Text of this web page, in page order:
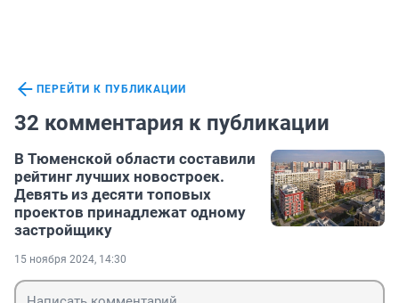
ПЕРЕЙТИ К ПУБЛИКАЦИИ
32 комментария к публикации
В Тюменской области составили
рейтинг лучших новостроек.
Девять из десяти топовых
проектов принадлежат одному
застройщику
15 ноября 2024, 14:30